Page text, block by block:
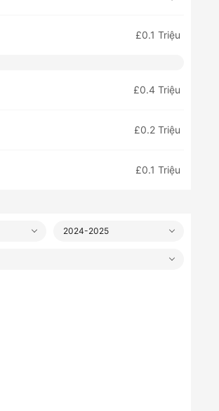
£0.1 Triệu
£0.4 Triệu
£0.2 Triệu
£0.1 Triệu
2024-2025